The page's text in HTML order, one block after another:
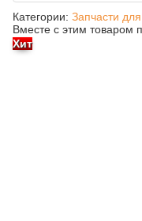
Категории: Запчасти
Вместе с этим товаром
Хит